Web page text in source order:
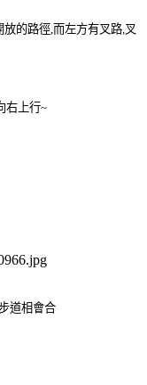
放的路徑 而左方有叉路 叉
右上行~
道相會合